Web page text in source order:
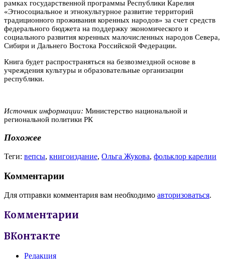
рамках государственной программы Республики Карелия
«Этносоциальное и этнокультурное развитие территорий
традиционного проживания коренных народов» за счет средств
федерального бюджета на поддержку экономического и
социального развития коренных малочисленных народов Севера,
Сибири и Дальнего Востока Российской Федерации.
Книга будет распространяться на безвозмездной основе в
учреждения культуры и образовательные организации
республики.
Источник информации: Министерство национальной и
региональной политики РК
Похожее
Теги: вепсы, книгоиздание, Ольга Жукова, фольклор карелии
Комментарии
Для отправки комментария вам необходимо авторизоваться.
Комментарии
ВКонтакте
Редакция